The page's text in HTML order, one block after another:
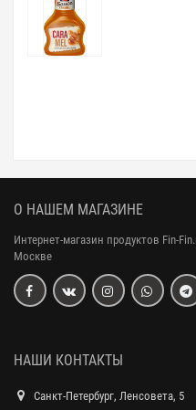
О НАШЕМ МАГАЗИНЕ
Интернет-магазин продуктов Fin-
Москве
НАШИ КОНТАКТЫ
Санкт-Петербург, Ленсовета, 5